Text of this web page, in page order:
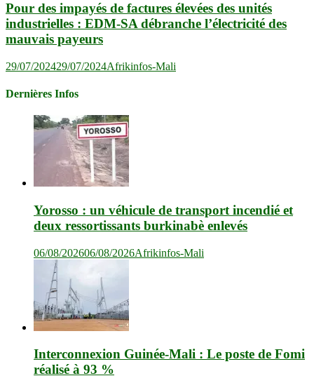
Pour des impayés de factures élevées des unités
industrielles : EDM-SA débranche l’électricité des
mauvais payeurs
29/07/202429/07/2024Afrikinfos-Mali
Dernières Infos
Yorosso : un véhicule de transport incendié et
deux ressortissants burkinabè enlevés
06/08/202606/08/2026Afrikinfos-Mali
Interconnexion Guinée-Mali : Le poste de Fomi
réalisé à 93 %